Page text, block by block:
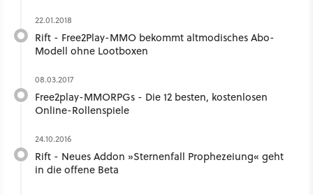
22.01.2018
Rift - Free2Play-MMO bekommt altmodisches Abo-
Modell ohne Lootboxen
08.03.2017
Free2play-MMORPGs - Die 12 besten, kostenlosen
Online-Rollenspiele
24.10.2016
Rift - Neues Addon »Sternenfall Prophezeiung« geht
in die offene Beta